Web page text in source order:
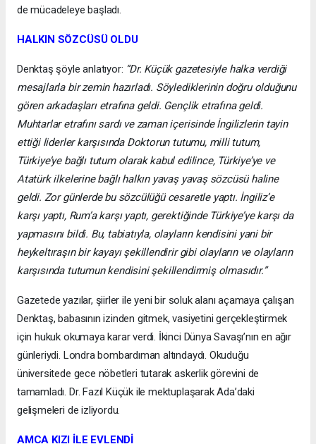
de mücadeleye başladı.
HALKIN SÖZCÜSÜ OLDU
Denktaş şöyle anlatıyor: “Dr. Küçük gazetesiyle halka verdiği
mesajlarla bir zemin hazırladı. Söylediklerinin doğru olduğunu
gören arkadaşları etrafına geldi. Gençlik etrafına geldi.
Muhtarlar etrafını sardı ve zaman içerisinde İngilizlerin tayin
ettiği liderler karşısında Doktorun tutumu, milli tutum,
Türkiye’ye bağlı tutum olarak kabul edilince, Türkiye’ye ve
Atatürk ilkelerine bağlı halkın yavaş yavaş sözcüsü haline
geldi. Zor günlerde bu sözcülüğü cesaretle yaptı. İngiliz’e
karşı yaptı, Rum’a karşı yaptı, gerektiğinde Türkiye’ye karşı da
yapmasını bildi. Bu, tabiatıyla, olayların kendisini yani bir
heykeltıraşın bir kayayı şekillendirir gibi olayların ve olayların
karşısında tutumun kendisini şekillendirmiş olmasıdır.”
Gazetede yazılar, şiirler ile yeni bir soluk alanı açamaya çalışan
Denktaş, babasının izinden gitmek, vasiyetini gerçekleştirmek
için hukuk okumaya karar verdi. İkinci Dünya Savaşı’nın en ağır
günleriydi. Londra bombardıman altındaydı. Okuduğu
üniversitede gece nöbetleri tutarak askerlik görevini de
tamamladı. Dr. Fazıl Küçük ile mektuplaşarak Ada’daki
gelişmeleri de izliyordu.
AMCA KIZI İLE EVLENDİ